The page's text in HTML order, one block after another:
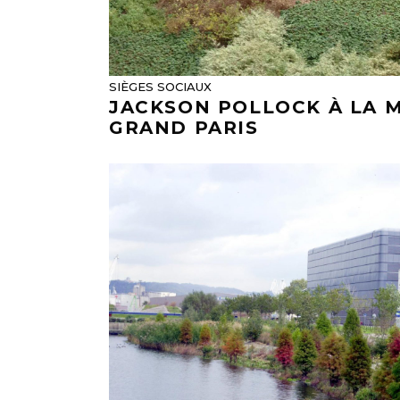
SIÈGES SOCIAUX
JACKSON POLLOCK À LA
GRAND PARIS